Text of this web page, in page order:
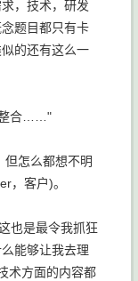
，技术，研发
题目都只有卡
的还有这么一
合……"
怎么都想不明
，客户)。
也是最令我抓狂
能够让我去理
术方面的内容都